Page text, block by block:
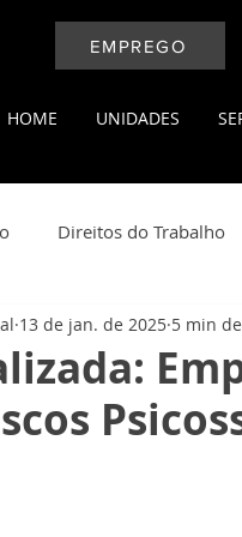
EMPREGO
HOME UNIDADES
Direitos do Trabalho
Medicina do Trabalho
do Trabalho
13 de jan. de 2025 5 min